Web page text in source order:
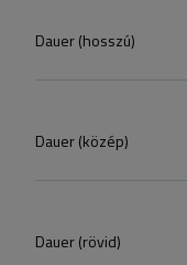
Dauer (hosszú)
Dauer (közép)
Dauer (rövid)